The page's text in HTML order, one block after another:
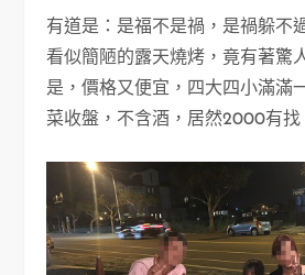
有道是：是福不是禍，是禍躲不
看似簡陋的露天燒烤，竟有著驚
是，價格又便宜，四大四小滿滿
菜收盤，不含酒，居然2000有找